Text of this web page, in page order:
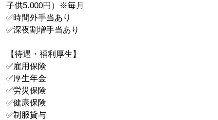
子供5.000円）※毎月
✅時間外手当あり
✅深夜割増手当あり
【待遇・福利厚生】
✅雇用保険
✅厚生年金
✅労災保険
✅健康保険
✅制服貸与